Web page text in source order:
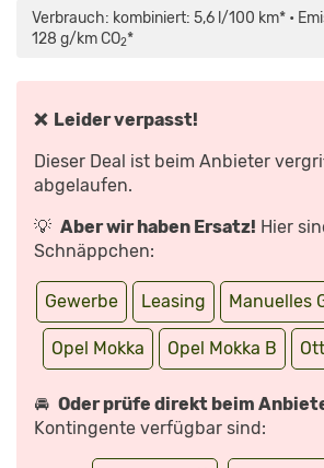
Verbrauch: kombiniert: 5,6 l/100 km* •
128 g/km CO2*
❌ Leider verpasst!
Dieser Deal ist beim Anbieter
abgelaufen.
💡 Aber wir haben Ersatz! Hier
Schnäppchen:
Gewerbe Leasing Manuelles
Opel Mokka Opel Mokka B
🚘 Oder prüfe direkt beim
Kontingente verfügbar sind:
2021
KAUFEN?
PREIS,
TURBO
CHECK
MOTORVISION
DE“
YOUTUBE
ANZEIGEN